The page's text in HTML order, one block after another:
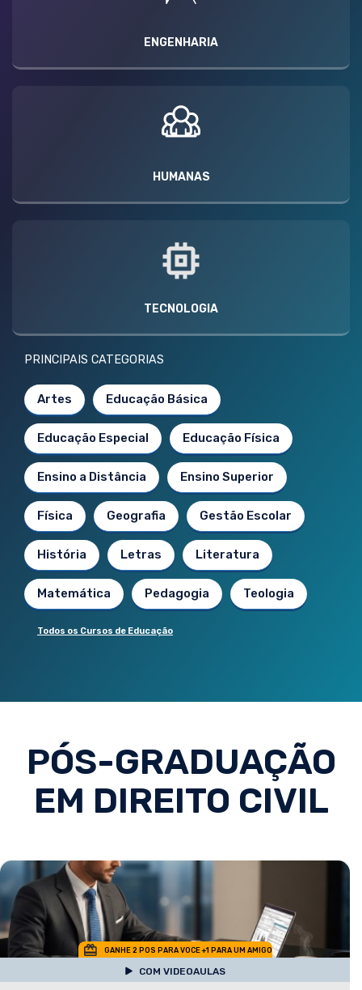
ENGENHARIA
HUMANAS
TECNOLOGIA
PRINCIPAIS CATEGORIAS
Artes Educação Básica
Educação Especial Educação Física
Ensino a Distância Ensino Superior
Física Geografia Gestão Escolar
História Letras Literatura
Matemática Pedagogia Teologia
Todos os Cursos de Educação
PÓS-GRADUAÇÃO
EM DIREITO CIVIL
GANHE 2 POS PARA VOCE +1 PARA UM AMIGO
COM VIDEOAULAS